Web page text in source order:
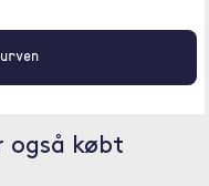
også købt